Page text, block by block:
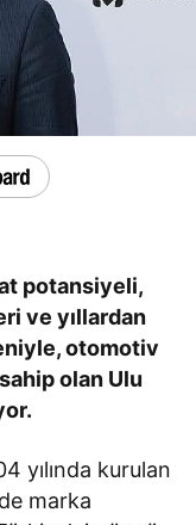
potansiyeli,
ve yıllardan
otomotiv
olan Ulu
yılında kurulan
marka